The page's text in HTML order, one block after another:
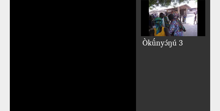
Òkṹnyɔ́ŋú 3